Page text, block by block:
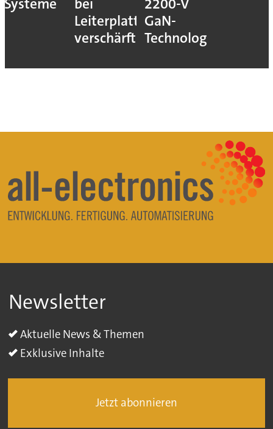
Leiterplatten
verschärft
GaN-
Technologie
Newsletter
Aktuelle News & Themen
Exklusive Inhalte
Jetzt abonnieren